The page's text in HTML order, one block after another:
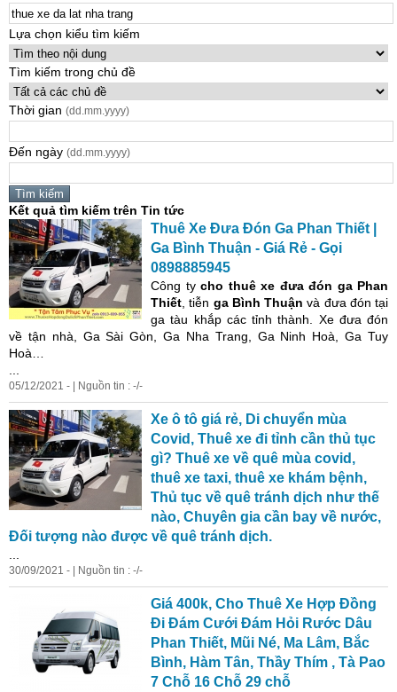
Lựa chọn kiểu tìm kiếm
Tìm kiếm trong chủ đề
Thời gian (dd.mm.yyyy)
Đến ngày (dd.mm.yyyy)
Kết quả tìm kiếm trên Tin tức
Thuê Xe Đưa Đón Ga Phan Thiết |
Ga Bình Thuận - Giá Rẻ - Gọi
0898885945
Công ty cho thuê xe đưa đón ga Phan
Thiết , tiễn ga Bình Thuận và đưa đón tại
ga tàu khắp các tỉnh thành. Xeđưa đón
về tận nhà, Ga Sài Gòn, Ga Nha Trang , Ga Ninh Hoà, Ga Tuy
Hoà…
05/12/2021 - | Nguồn tin : -/-
Xe ô tô giá rẻ, Di chuyển mùa
Covid, Thuê xe đi tỉnh cần thủ tục
gì? Thuê xe về quê mùa covid,
thuê xe taxi, thuê xe khám bệnh,
Thủ tục về quê tránh dịch như thế
nào, Chuyên gia cần bay về nước,
Đối tượng nào được về quê tránh dịch.
30/09/2021 - | Nguồn tin : -/-
Giá 400k, Cho Thuê Xe Hợp Đồng
Đi Đám Cưới Đám Hỏi Rước Dâu
Phan Thiết, Mũi Né, Ma Lâm, Bắc
Bình, Hàm Tân, Thầy Thím , Tà Pao
7 Chỗ 16 Chỗ 29 chỗ